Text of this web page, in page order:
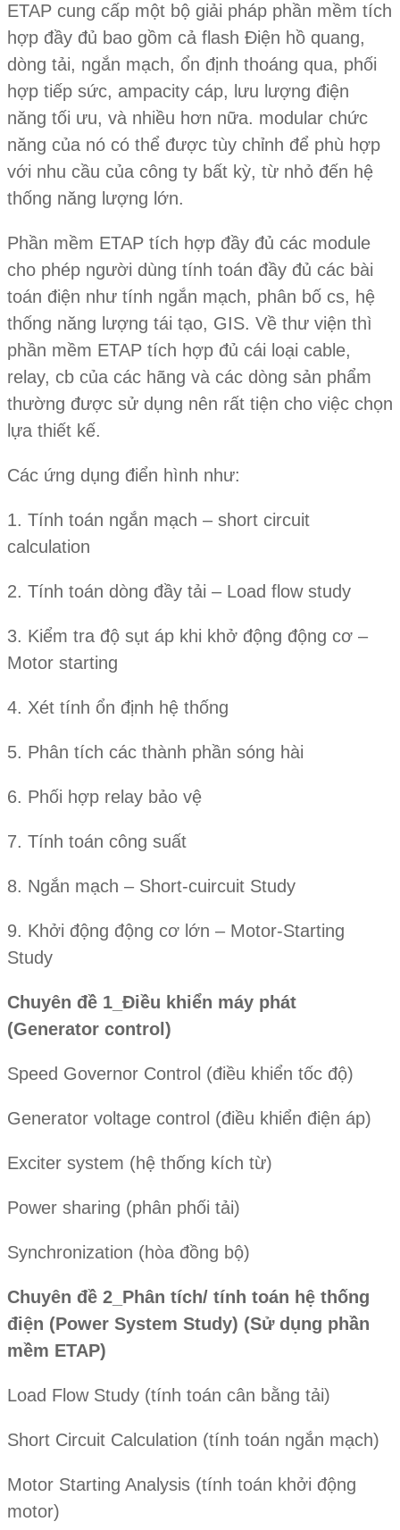
ETAP cung cấp một bộ giải pháp phần mềm tích
hợp đầy đủ bao gồm cả flash Điện hồ quang,
dòng tải, ngắn mạch, ổn định thoáng qua, phối
hợp tiếp sức, ampacity cáp, lưu lượng điện
năng tối ưu, và nhiều hơn nữa. modular chức
năng của nó có thể được tùy chỉnh để phù hợp
với nhu cầu của công ty bất kỳ, từ nhỏ đến hệ
thống năng lượng lớn.
Phần mềm ETAP tích hợp đầy đủ các module
cho phép người dùng tính toán đầy đủ các bài
toán điện như tính ngắn mạch, phân bố cs, hệ
thống năng lượng tái tạo, GIS. Về thư viện thì
phần mềm ETAP tích hợp đủ cái loại cable,
relay, cb của các hãng và các dòng sản phẩm
thường được sử dụng nên rất tiện cho việc chọn
lựa thiết kế.
Các ứng dụng điển hình như:
1. Tính toán ngắn mạch – short circuit
calculation
2. Tính toán dòng đầy tải – Load flow study
3. Kiểm tra độ sụt áp khi khở động động cơ –
Motor starting
4. Xét tính ổn định hệ thống
5. Phân tích các thành phần sóng hài
6. Phối hợp relay bảo vệ
7. Tính toán công suất
8. Ngắn mạch – Short-cuircuit Study
9. Khởi động động cơ lớn – Motor-Starting
Study
Chuyên đề 1_Điều khiển máy phát
(Gen e rator control)
Speed Governor Control (điều khiển tốc độ)
Generator voltage control (điều khiển điện áp)
Exciter system (hệ thống kích từ)
Power sharing (phân phối tải)
Synchronization ( hòa đồng bộ)
Chuyên đề 2_Phân tích/ tính toán hệ thống
điện (Power System Study) (Sử dụng phần
mềm ETAP )
Load Flow Study (tính toán cân bằng tải)
Short Circuit Calculation (tính toán ngắn mạch)
Motor Starting Analysis (tính toán khởi động
motor)